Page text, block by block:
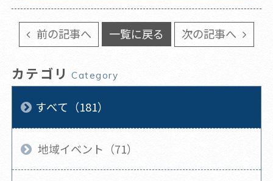
前の記事へ 一覧に戻る 次の記事へ
カテゴリ Category
すべて（181）
地域イベント（71）